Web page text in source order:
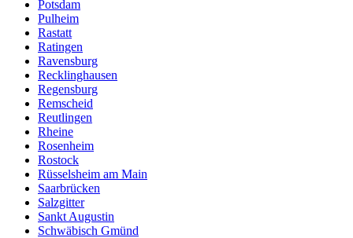
Potsdam
Pulheim
Rastatt
Ratingen
Ravensburg
Recklinghausen
Regensburg
Remscheid
Reutlingen
Rheine
Rosenheim
Rostock
Rüsselsheim am Main
Saarbrücken
Salzgitter
Sankt Augustin
Schwäbisch Gmünd